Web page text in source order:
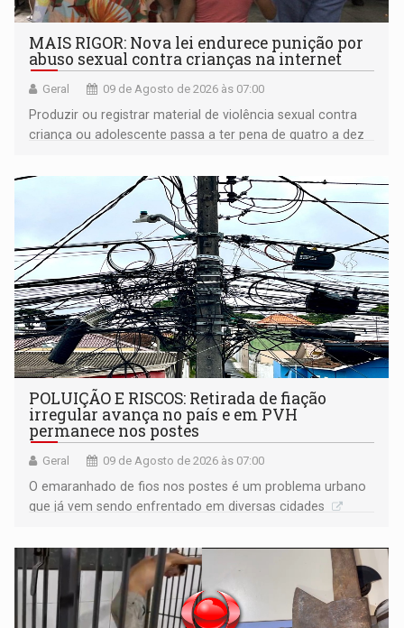
MAIS RIGOR: Nova lei endurece punição por
abuso sexual contra crianças na internet
Geral 09 de Agosto de 2026 às 07:00
Produzir ou registrar material de violência sexual contra
criança ou adolescente passa a ter pena de quatro a dez
POLUIÇÃO E RISCOS: Retirada de fiação
irregular avança no país e em PVH
permanece nos postes
Geral 09 de Agosto de 2026 às 07:00
O emaranhado de fios nos postes é um problema urbano
que já vem sendo enfrentado em diversas cidades